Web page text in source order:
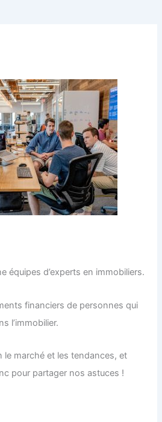
équipes d’experts en immobiliers.
financiers de personnes qui
l’immobilier.
marché et les tendances, et
pour partager nos astuces !